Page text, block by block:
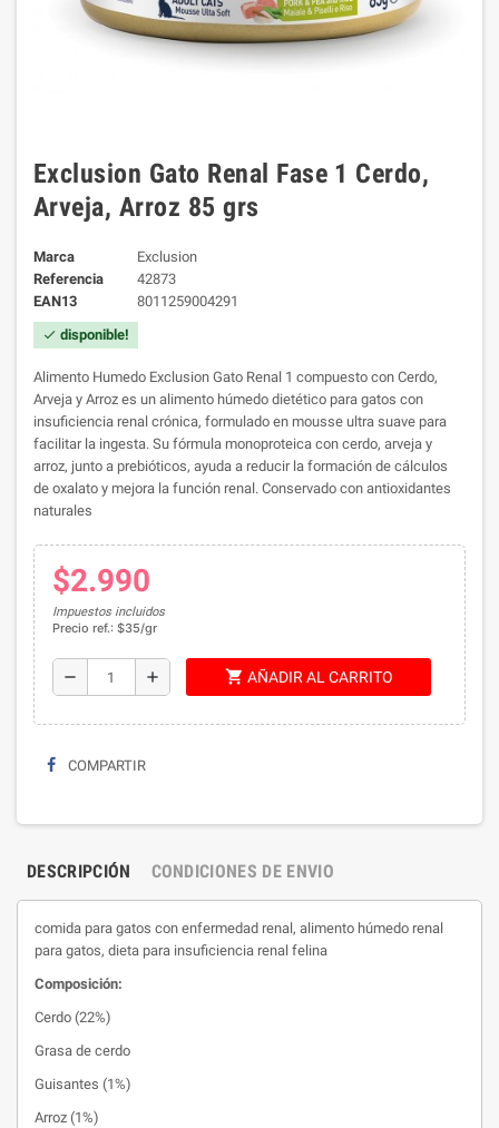
Exclusion Gato Renal Fase 1 Cerdo,
Arveja, Arroz 85 grs
Marca
Exclusion
Referencia
42873
EAN13
8011259004291
check disponible!
Alimento Humedo Exclusion Gato Renal 1 compuesto con Cerdo,
Arveja y Arroz es un alimento húmedo dietético para gatos con
insuficiencia renal crónica, formulado en mousse ultra suave para
facilitar la ingesta. Su fórmula monoproteica con cerdo, arveja y
arroz, junto a prebióticos, ayuda a reducir la formación de cálculos
de oxalato y mejora la función renal. Conservado con antioxidantes
naturales
$2.990
Impuestos incluidos
Precio ref.: $35/gr
remove add shopping_cart AÑADIR AL CARRITO
COMPARTIR
DESCRIPCIÓN CONDICIONES DE ENVIO
comida para gatos con enfermedad renal, alimento húmedo renal
para gatos, dieta para insuficiencia renal felina
Composición:
Cerdo (22%)
Grasa de cerdo
Guisantes (1%)
Arroz (1%)